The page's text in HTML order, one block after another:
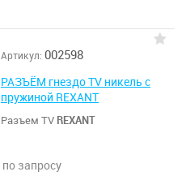
Артикул: 002598
РАЗЪЁМ гнездо TV никель c
пружиной REXANT
Разъем TV REXANT
по запросу